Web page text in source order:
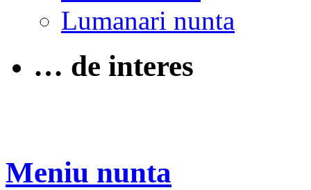
Lumanari nunta
… de interes
Meniu nunta